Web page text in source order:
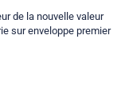
de la nouvelle valeur
sur enveloppe premier